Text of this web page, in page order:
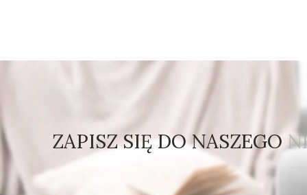
ZAPISZ SIĘ DO NASZEGO